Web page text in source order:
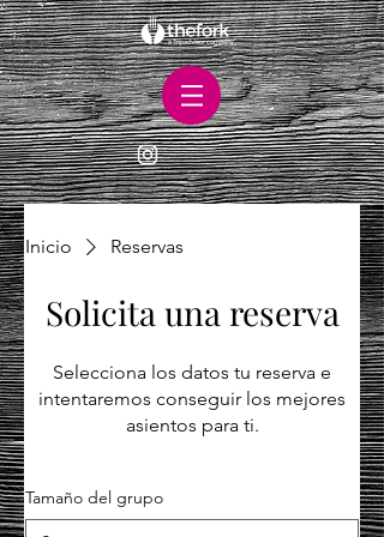
Inicio Reservas
Solicita una reserva
Selecciona los datos tu reserva e
intentaremos conseguir los mejores
asientos para ti.
Tamaño del grupo